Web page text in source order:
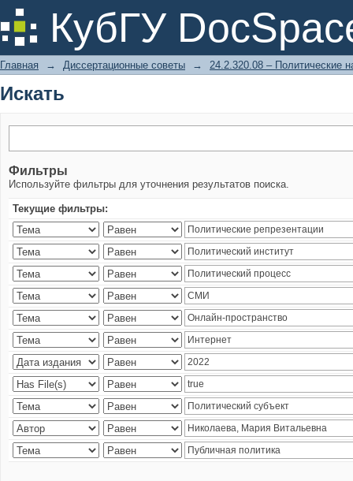
КубГУ
Искать
Главная → Диссертационные советы → 24.2.320.08 – Политические
Искать
Фильтры
Используйте фильтры для уточнения результатов поиска.
Текущие фильтры: